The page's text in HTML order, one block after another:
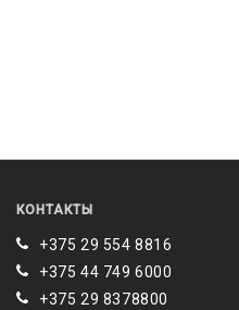
КОНТАКТЫ
+375 29 554 8816
+375 44 749 6000
‎+375 29 8378800